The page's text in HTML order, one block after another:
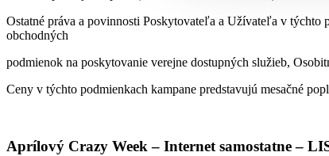
Ostatné práva a povinnosti Poskytovateľa a Užívateľa v týchto
obchodných
podmienok na poskytovanie verejne dostupných služieb,
Ceny v týchto podmienkach kampane predstavujú mesačné
Aprílový Crazy Week – Internet samostatne –